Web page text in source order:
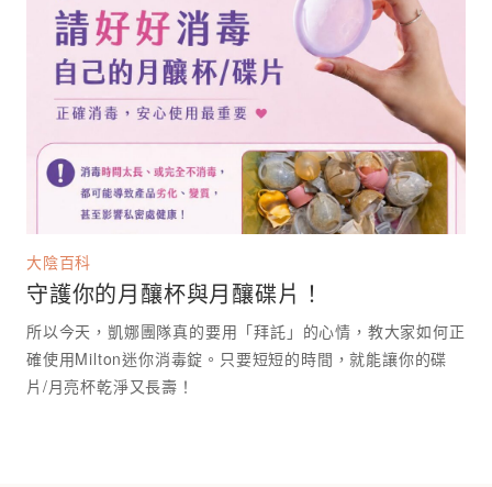
大陰百科
守護你的月釀杯與月釀碟片！
所以今天，凱娜團隊真的要用「拜託」的心情，教大家如何正
確使用Milton迷你消毒錠。只要短短的時間，就能讓你的碟